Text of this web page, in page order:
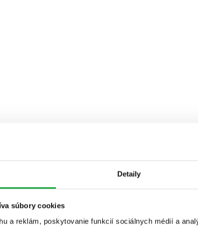
Detaily
súbory cookies
a reklám, poskytovanie funkcií sociálnych médií a